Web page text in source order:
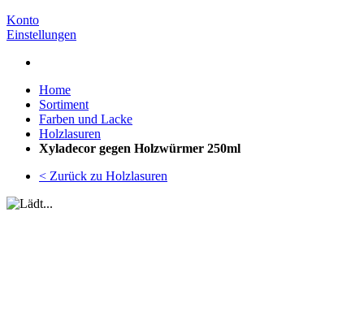
Konto
Einstellungen
Home
Sortiment
Farben und Lacke
Holzlasuren
Xyladecor gegen Holzwürmer 250ml
< Zurück zu Holzlasuren